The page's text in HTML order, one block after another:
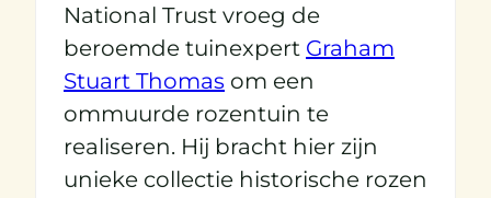
National Trust vroeg de
beroemde tuinexpert Graham
Stuart Thomas om een
ommuurde rozentuin te
realiseren. Hij bracht hier zijn
unieke collectie historische rozen